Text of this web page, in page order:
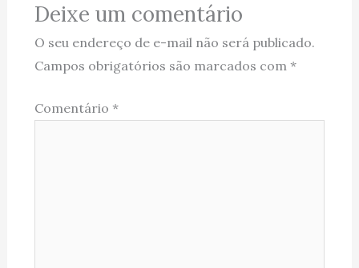
Deixe um comentário
O seu endereço de e-mail não será publicado.
Campos obrigatórios são marcados com *
Comentário *